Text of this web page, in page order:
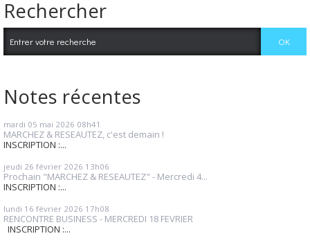
Rechercher
Notes récentes
mardi 05 mai 2026 08h41
MARCHEZ & RESEAUTEZ, c'est demain !
INSCRIPTION :...
jeudi 26 février 2026 13h06
Prochain "MARCHEZ & RESEAUTEZ" - Mercredi 4...
INSCRIPTION :...
lundi 16 février 2026 17h08
RENCONTRE BUSINESS - MERCREDI 18 FEVRIER
INSCRIPTION :...